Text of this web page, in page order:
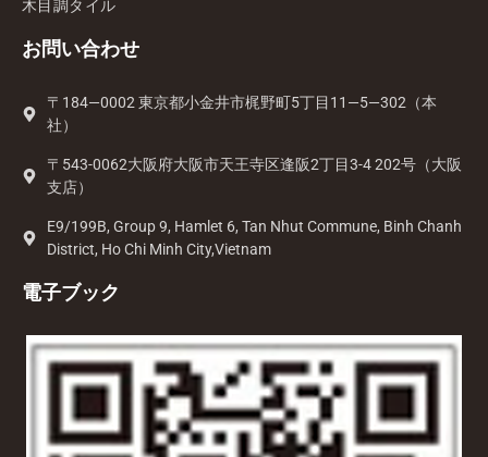
木目調タイル
お問い合わせ
〒184—0002 東京都小金井市梶野町5丁目11—5—302（本
社）
〒543-0062大阪府大阪市天王寺区逢阪2丁目3-4 202号（大阪
支店）
E9/199B, Group 9, Hamlet 6, Tan Nhut Commune, Binh Chanh
District, Ho Chi Minh City,Vietnam
電子ブック